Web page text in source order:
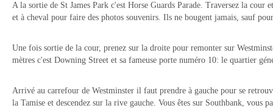
A la sortie de St James Park c'est Horse Guards Parade. Traversez la cour
et à cheval pour faire des photos souvenirs. Ils ne bougent jamais, sauf
Une fois sortie de la cour, prenez sur la droite pour remonter sur
mètres c'est Downing Street et sa fameuse porte numéro 10: le quartier
Arrivé au carrefour de Westminster il faut prendre à gauche pour se
la Tamise et descendez sur la rive gauche. Vous êtes sur Southbank, vous